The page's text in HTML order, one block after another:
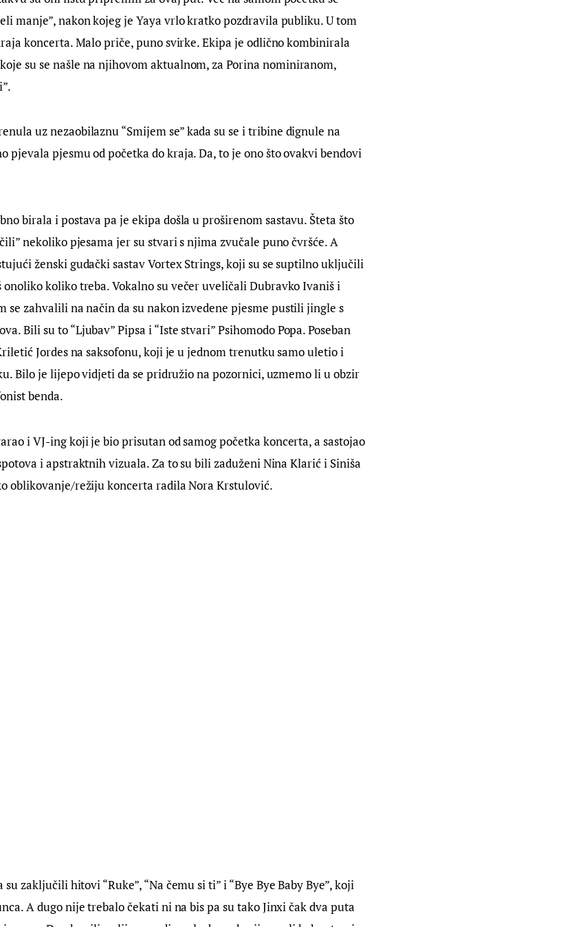
manje”, nakon kojeg je Yaya vrlo kratko pozdravila publiku. U tom
koncerta. Malo priče, puno svirke. Ekipa je odlično kombinirala
su se našle na njihovom aktualnom, za Porina nominiranom,
uz nezaobilaznu “Smijem se” kada su se i tribine dignule na
pjevala pjesmu od početka do kraja. Da, to je ono što ovakvi bendovi
birala i postava pa je ekipa došla u proširenom sastavu. Šteta što
nekoliko pjesama jer su stvari s njima zvučale puno čvršće. A
ženski gudački sastav Vortex Strings, koji su se suptilno uključili
onoliko koliko treba. Vokalno su večer uveličali Dubravko Ivaniš i
se zahvalili na način da su nakon izvedene pjesme pustili jingle s
Bili su to “Ljubav” Pipsa i “Iste stvari” Psihomodo Popa. Poseban
Jordes na saksofonu, koji je u jednom trenutku samo uletio i
Bilo je lijepo vidjeti da se pridružio na pozornici, uzmemo li u obzir
benda.
i VJ-ing koji je bio prisutan od samog početka koncerta, a sastojao
i apstraktnih vizuala. Za to su bili zaduženi Nina Klarić i Siniša
oblikovanje/režiju koncerta radila Nora Krstulović.
zaključili hitovi “Ruke”, “Na čemu si ti” i “Bye Bye Baby Bye”, koji
A dugo nije trebalo čekati ni na bis pa su tako Jinxi čak dva puta